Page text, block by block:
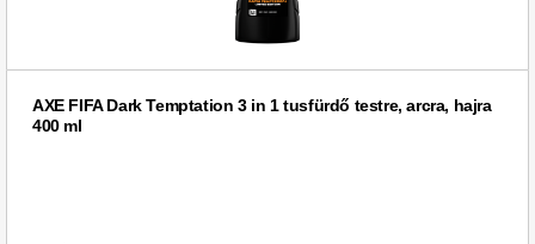
AXE FIFA Dark Temptation 3 in 1 tusfürdő testre, arcra, hajra
400 ml